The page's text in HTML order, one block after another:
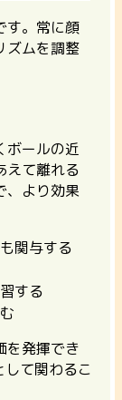
す。常に顔
ズムを調整
ボールの近
えて離れる
、より効果
関与する
する
を発揮でき
して関わるこ